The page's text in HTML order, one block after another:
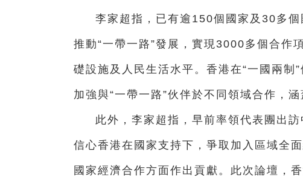
李家超指，已有逾150個國家及30多
推動“一帶一路”發展，實現3000多個合作
礎設施及人民生活水平。香港在“一國兩制
加強與“一帶一路”伙伴於不同領域合作，
此外，李家超指，早前率領代表團出
信心香港在國家支持下，爭取加入區域全
國家經濟合作方面作出貢獻。此次論壇，